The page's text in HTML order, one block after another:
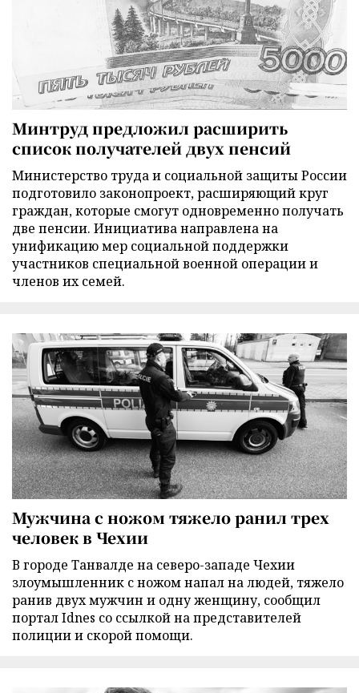
Минтруд предложил расширить
список получателей двух пенсий
Министерство труда и социальной защиты России
подготовило законопроект, расширяющий круг
граждан, которые смогут одновременно получать
две пенсии. Инициатива направлена на
унификацию мер социальной поддержки
участников специальной военной операции и
членов их семей.
Мужчина с ножом тяжело ранил трех
человек в Чехии
В городе Танвалде на северо-западе Чехии
злоумышленник с ножом напал на людей, тяжело
ранив двух мужчин и одну женщину, сообщил
портал Idnes со ссылкой на представителей
полиции и скорой помощи.